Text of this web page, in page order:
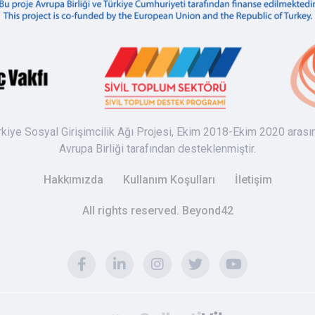
Sosyal Girişimcilik Ağı Projesi, Ekim 2018-Ekim 2020
Avrupa Birliği tarafından desteklenmiştir.
Hakkımızda Kullanım Koşulları İletişim
All rights reserved. Beyond42